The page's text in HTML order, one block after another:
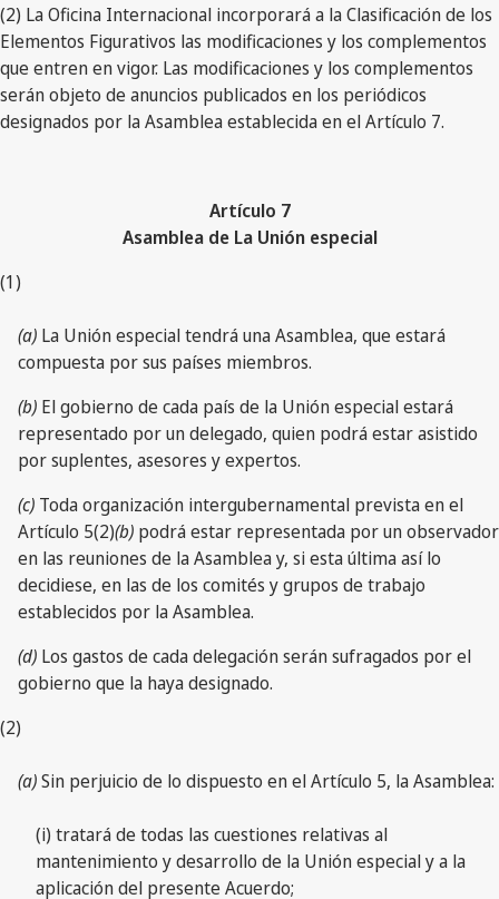
(2) La Oficina Internacional incorporará a la Clasificación de los
Elementos Figurativos las modificaciones y los complementos
que entren en vigor. Las modificaciones y los complementos
serán objeto de anuncios publicados en los periódicos
designados por la Asamblea establecida en el Artículo 7.
Artículo 7
Asamblea de La Unión especial
(1)
(a) La Unión especial tendrá una Asamblea, que estará
compuesta por sus países miembros.
(b) El gobierno de cada país de la Unión especial estará
representado por un delegado, quien podrá estar asistido
por suplentes, asesores y expertos.
(c) Toda organización intergubernamental prevista en el
Artículo 5(2)(b) podrá estar representada por un observador
en las reuniones de la Asamblea y, si esta última así lo
decidiese, en las de los comités y grupos de trabajo
establecidos por la Asamblea.
(d) Los gastos de cada delegación serán sufragados por el
gobierno que la haya designado.
(2)
(a)Sin perjuicio de lo dispuesto en el Artículo 5, la Asamblea:
(i) tratará de todas las cuestiones relativas al
mantenimiento y desarrollo de la Unión especial y a la
aplicación del presente Acuerdo;